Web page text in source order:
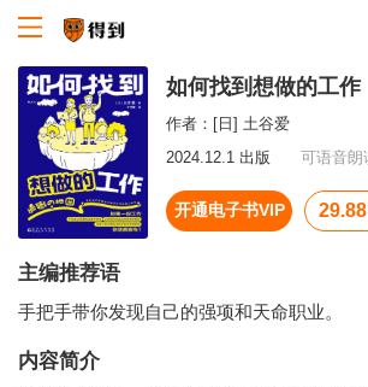
如何找到想做的工作
作者： [日] 土谷爱
2024.12.1 出版
可语音朗
开通电子书VIP 29.88
主编推荐语
手把手带你发现自己的强项和天命职业。
内容简介